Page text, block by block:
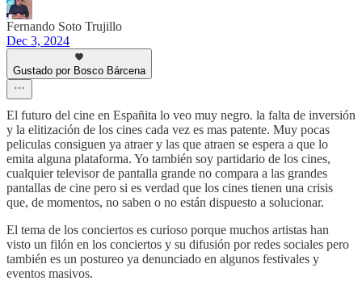
Fernando Soto Trujillo
Dec 3, 2024
Gustado por Bosco Bárcena
El futuro del cine en Españita lo veo muy negro. la falta de inversión
y la elitización de los cines cada vez es mas patente. Muy pocas
peliculas consiguen ya atraer y las que atraen se espera a que lo
emita alguna plataforma. Yo también soy partidario de los cines,
cualquier televisor de pantalla grande no compara a las grandes
pantallas de cine pero si es verdad que los cines tienen una crisis
que, de momentos, no saben o no están dispuesto a solucionar.
El tema de los conciertos es curioso porque muchos artistas han
visto un filón en los conciertos y su difusión por redes sociales pero
también es un postureo ya denunciado en algunos festivales y
eventos masivos.